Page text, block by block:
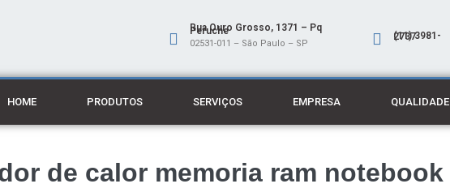
Rua Ouro Grosso, 1371 – Pq
Peruche
02531-011 – São Paulo – SP
(11) 3981-2737
HOME PRODUTOS SERVIÇOS EMPRESA QUALIDADE
de calor memoria ram notebook